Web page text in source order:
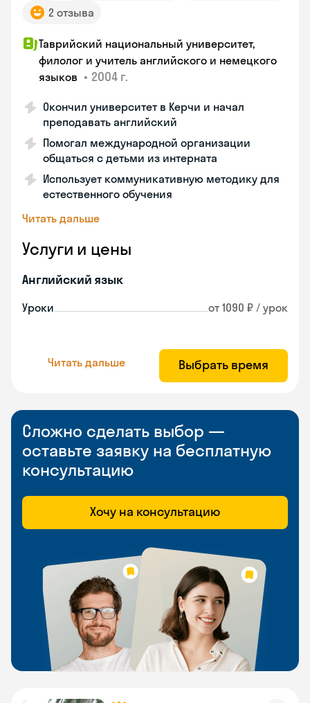
2 отзыва
Таврийский национальный университет,
филолог и учитель английского и немецкого
языков • 2004 г.
Окончил университет в Керчи и начал
преподавать английский
Помогал международной организации
общаться с детьми из интерната
Использует коммуникативную методику для
естественного обучения
Читать дальше
Услуги и цены
Английский язык
Уроки от 1090 ₽ / урок
Читать дальше Выбрать время
Сложно сделать выбор —
оставьте заявку на бесплатную
консультацию
Хочу на консультацию